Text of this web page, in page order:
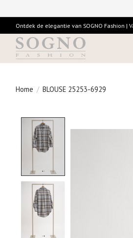
Ontdek de elegantie van SOGNO Fashion
Home / BLOUSE 25253-6929